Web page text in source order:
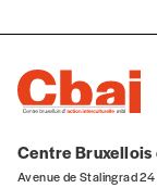
Centre
Avenue de Stalingrad 24